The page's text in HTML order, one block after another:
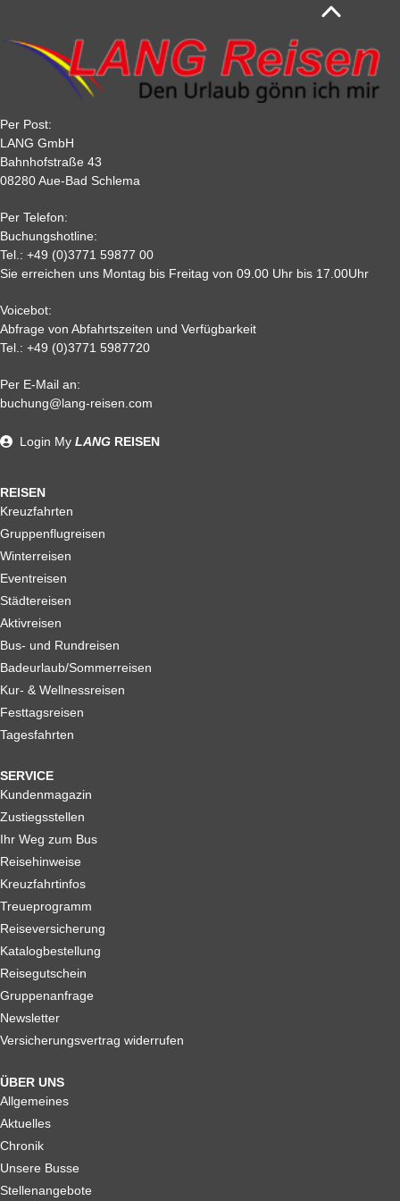
der Regel ca. 4 Wochen vor Abreise zu leisten. So stellen wir eine
sichere, transparente und komfortable Zahlungsabwicklung für Ihre
Reisebuchung sicher.
Tagesfahrten sind als kompletter Reisebetrag innerhalb von 10
Tagen nach der Buchung zu zahlen.
reise
10 %
60 20 % 25 % 30 % 30 %
40 % 40 % 50 % 50 %
7
2
Alle weiteren Stronierungsbedingungen entnehmen Sie bitte
unseren AGB. Wir empfehlen Ihnen den Abschluss einer
Reiserücktrittskostenversicherung
Per Post:
LANG GmbH
Bahnhofstraße 43
08280 Aue-Bad Schlema
Per Telefon:
Buchungshotline:
Tel.: +49 (0)3771 59877 00
Sie erreichen uns Montag bis Freitag von 09.00 Uhr bis 17.00Uhr
Voicebot:
Abfrage von Abfahrtszeiten und Verfügbarkeit
Tel.: +49 (0)3771 5987720
Per E-Mail an:
buchung@lang-reisen.com
REISEN
Kreuzfahrten
Gruppenflugreisen
Winterreisen
Eventreisen
Städtereisen
Aktivreisen
Bus- und Rundreisen
Badeurlaub/Sommerreisen
Kur- & Wellnessreisen
Festtagsreisen
Tagesfahrten
SERVICE
Kundenmagazin
Zustiegsstellen
Ihr Weg zum Bus
Reisehinweise
Kreuzfahrtinfos
Treueprogramm
Reiseversicherung
Katalogbestellung
Reisegutschein
Gruppenanfrage
Newsletter
Versicherungsvertrag widerrufen
ÜBER UNS
Allgemeines
Aktuelles
Chronik
Unsere Busse
Stellenangebote
Login My LANG REISEN